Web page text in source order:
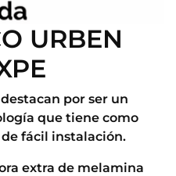
URBEN
por ser un
que tiene como
fácil instalación.
extra de melamina